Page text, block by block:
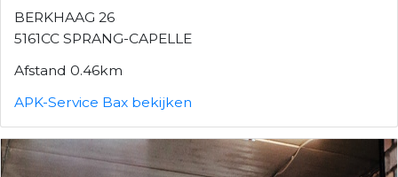
BERKHAAG 26
5161CC SPRANG-CAPELLE
Afstand 0.46km
APK-Service Bax bekijken